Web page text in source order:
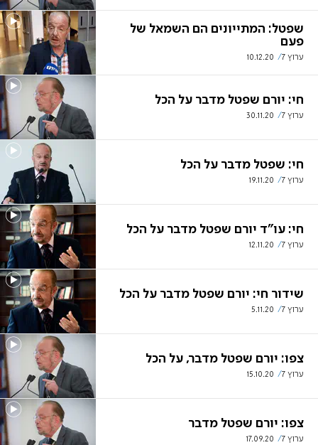
שפטל: המתייונים הם השמאל של
פעם
ערוץ 7 10.12.20
חי: יורם שפטל מדבר על הכל
ערוץ 7 30.11.20
חי: שפטל מדבר על הכל
ערוץ 7 19.11.20
חי: עו"ד יורם שפטל מדבר על הכל
ערוץ 7 12.11.20
שידור חי: יורם שפטל מדבר על הכל
ערוץ 7 5.11.20
צפו: יורם שפטל מדבר, על הכל
ערוץ 7 15.10.20
צפו: יורם שפטל מדבר
ערוץ 7 17.09.20